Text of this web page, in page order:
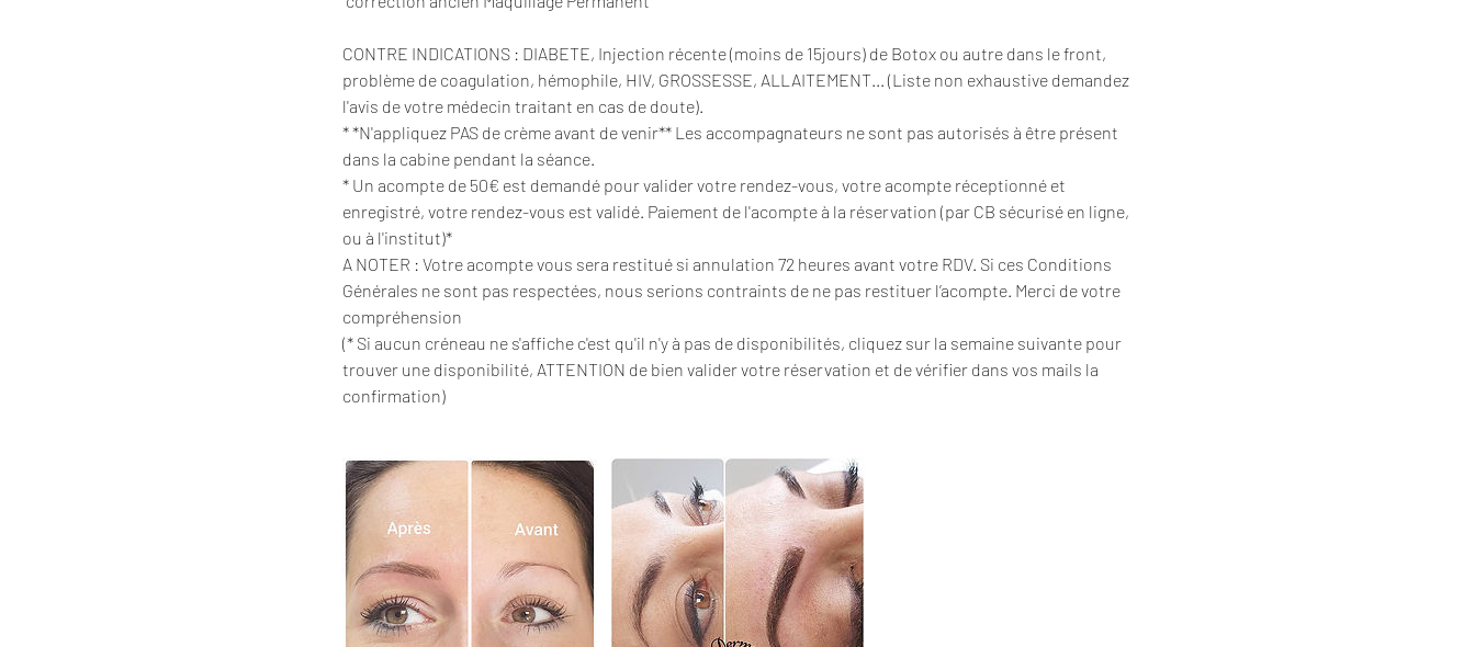
CONTRE INDICATIONS : DIABETE, Injection récente (moins de 15jours) de Botox ou autre dans le front,
problème de coagulation, hémophile, HIV, GROSSESSE, ALLAITEMENT... (Liste non exhaustive demandez
l'avis de votre médecin traitant en cas de doute).
* *N'appliquez PAS de crème avant de venir** Les accompagnateurs ne sont pas autorisés à être présent
dans la cabine pendant la séance.
* Un acompte de 50€ est demandé pour valider votre rendez-vous, votre acompte réceptionné et
enregistré, votre rendez-vous est validé. Paiement de l'acompte à la réservation (par CB sécurisé en ligne,
ou à l'institut)*
A NOTER : Votre acompte vous sera restitué si annulation 72 heures avant votre RDV. Si ces Conditions
Générales ne sont pas respectées, nous serions contraints de ne pas restituer l’acompte. Merci de votre
compréhension
(* Si aucun créneau ne s'affiche c'est qu'il n'y à pas de disponibilités, cliquez sur la semaine suivante pour
trouver une disponibilité, ATTENTION de bien valider votre réservation et de vérifier dans vos mails la
confirmation)